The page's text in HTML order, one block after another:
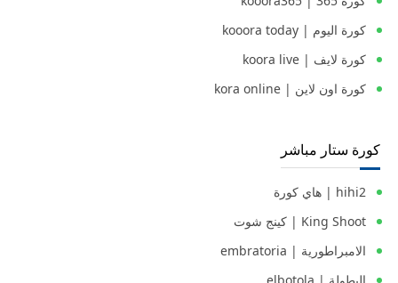
كورة اليوم | kooora today
كورة لايف | koora live
كورة اون لاين | kora online
كورة ستار مباشر
hihi2 | هاي كورة
King Shoot | كينج شوت
الامبراطورية | embratoria